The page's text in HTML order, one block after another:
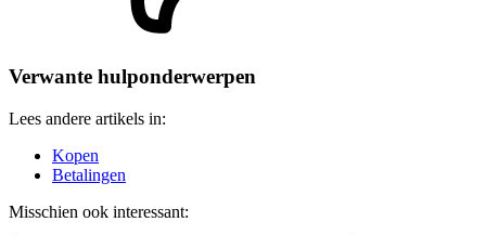
Verwante hulponderwerpen
Lees andere artikels in:
Kopen
Betalingen
Misschien ook interessant: